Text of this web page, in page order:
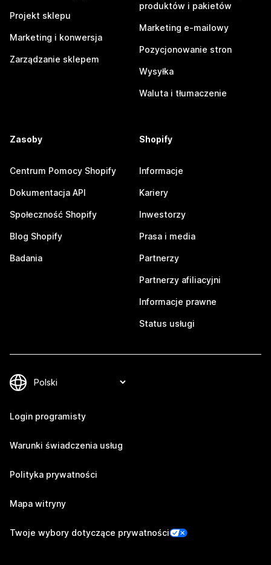
Projekt sklepu
Marketing i konwersja
Zarządzanie sklepem
produktów i pakietów
Marketing e-mailowy
Pozycjonowanie stron
Wysyłka
Waluta i tłumaczenie
Zasoby
Centrum Pomocy Shopify
Dokumentacja API
Społeczność Shopify
Blog Shopify
Badania
Shopify
Informacje
Kariery
Inwestorzy
Prasa i media
Partnerzy
Partnerzy afiliacyjni
Informacje prawne
Status usługi
Login programisty
Warunki świadczenia usług
Polityka prywatności
Mapa witryny
Twoje wybory dotyczące prywatności